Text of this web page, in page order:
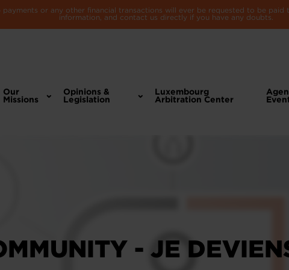
or any other financial transactions will ever be requested to be
information, and contact us directly if you have any doubts.
Our
Missions
Opinions &
Legislation
Luxembourg
Arbitration Center
- JE